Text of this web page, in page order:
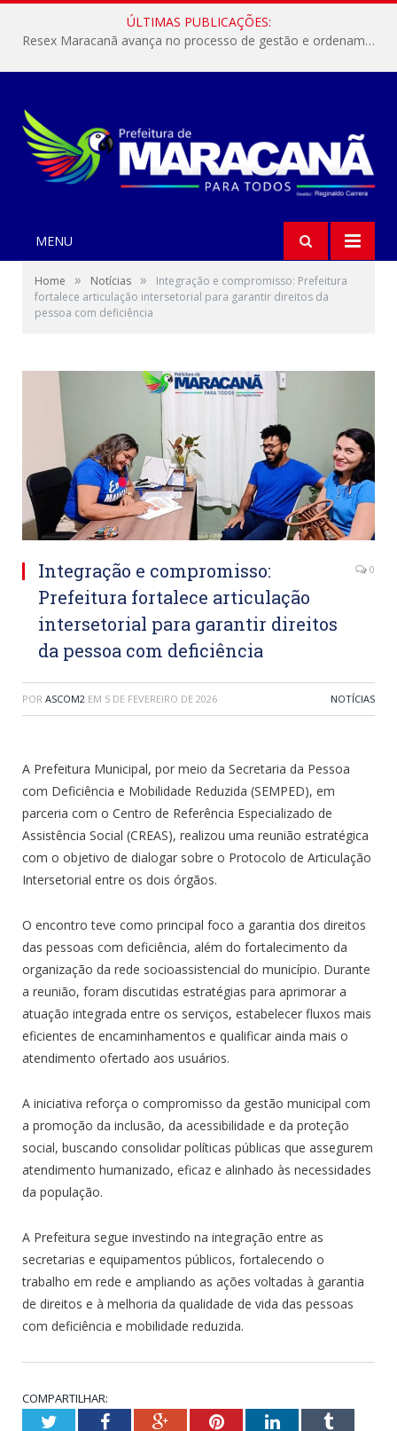
ÚLTIMAS PUBLICAÇÕES:
Resex Maracanã avança no processo de gestão e ordenamento do turismo em nossas áreas protegidas.
MENU
Home » Notícias »
Integração e compromisso: Prefeitura
fortalece articulação intersetorial para garantir direitos da
pessoa com deficiência
Integração e compromisso:
Prefeitura fortalece articulação
intersetorial para garantir direitos
da pessoa com deficiência
0
POR ASCOM2 EM 5 DE FEVEREIRO DE 2026 NOTÍCIAS
A Prefeitura Municipal, por meio da Secretaria da Pessoa
com Deficiência e Mobilidade Reduzida (SEMPED), em
parceria com o Centro de Referência Especializado de
Assistência Social (CREAS), realizou uma reunião estratégica
com o objetivo de dialogar sobre o Protocolo de Articulação
Intersetorial entre os dois órgãos.
O encontro teve como principal foco a garantia dos direitos
das pessoas com deficiência, além do fortalecimento da
organização da rede socioassistencial do município. Durante
a reunião, foram discutidas estratégias para aprimorar a
atuação integrada entre os serviços, estabelecer fluxos mais
eficientes de encaminhamentos e qualificar ainda mais o
atendimento ofertado aos usuários.
A iniciativa reforça o compromisso da gestão municipal com
a promoção da inclusão, da acessibilidade e da proteção
social, buscando consolidar políticas públicas que assegurem
atendimento humanizado, eficaz e alinhado às necessidades
da população.
A Prefeitura segue investindo na integração entre as
secretarias e equipamentos públicos, fortalecendo o
trabalho em rede e ampliando as ações voltadas à garantia
de direitos e à melhoria da qualidade de vida das pessoas
com deficiência e mobilidade reduzida.
COMPARTILHAR:
TwitterFacebookGoogle+PinterestLinkedInTumblr